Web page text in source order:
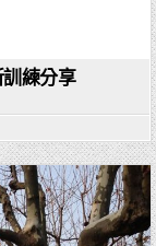
練分享